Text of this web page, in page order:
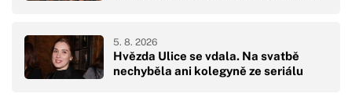
Hvězda Ulice se vdala. Na svatbě
nechyběla ani kolegyně ze seriálu
5. 8. 2026